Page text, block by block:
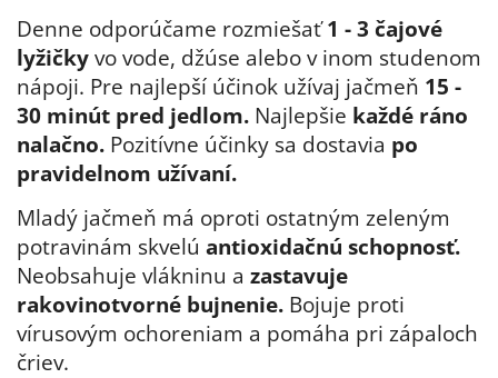
Denne odporúčame rozmiešať1 - 3 čajové
lyžičky vo vode, džúse alebo v inom studenom
nápoji. Pre najlepší účinok užívaj jačmeň 15 -
30 minút pred jedlom. Najlepšie každé ráno
nalačno. Pozitívne účinky sa dostavia po
pravidelnom užívaní.
Mladý jačmeň má oproti ostatným zeleným
potravinám skvelú antioxidačnú schopnosť.
Neobsahuje vlákninu a zastavuje
rakovinotvorné bujnenie. Bojuje proti
vírusovým ochoreniam a pomáha pri zápaloch
čriev.